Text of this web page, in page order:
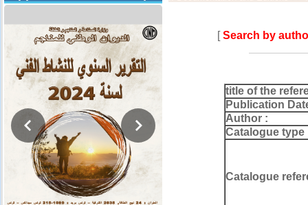
Rapport d'activités
2024
[Search by
title of the
Publication
Author :
Catalogue type
Catalogue